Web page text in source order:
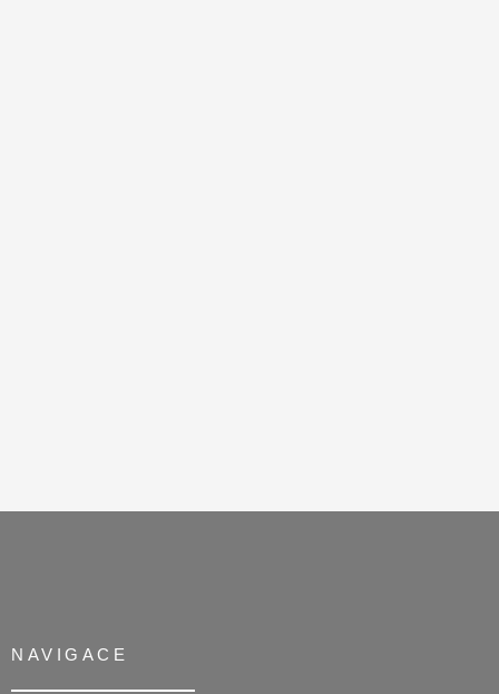
NAVIGACE